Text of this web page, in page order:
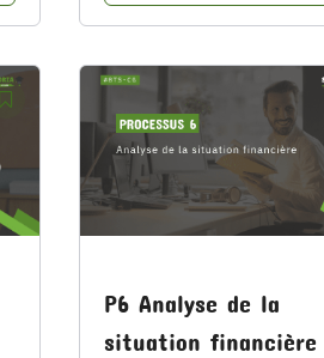
P6 Analyse de la
situation financière